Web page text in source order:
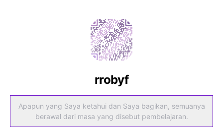
rrobyf
Apapun yang Saya ketahui dan Saya bagikan, semuanya
berawal dari masa yang disebut pembelajaran.